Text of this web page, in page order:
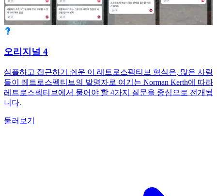
오리지널 4
심플하고 접근하기 쉬운 이 레트로스펙티브 형식은, 많은 사람
들이 레트로스펙티브의 발명자로 여기는 Norman Kerth에 따라
레트로스펙티브에서 물어야 할 4가지 질문을 중심으로 전개됩
니다.
둘러보기